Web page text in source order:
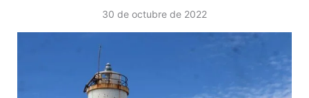
30 de octubre de 2022